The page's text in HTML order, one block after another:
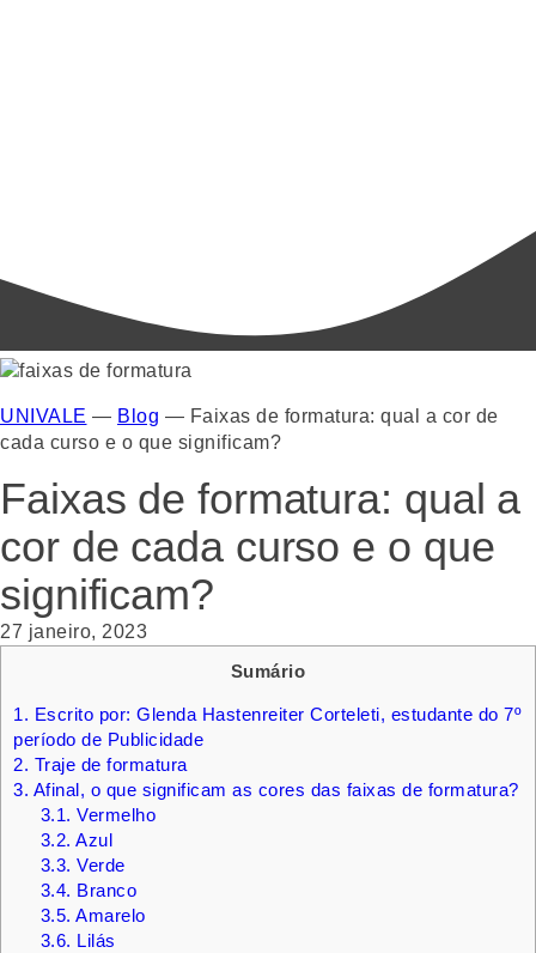
UNIVALE — Blog — Faixas de formatura: qual a cor de
cada curso e o que significam?
Faixas de formatura: qual a
cor de cada curso e o que
significam?
27 janeiro, 2023
Sumário
1. Escrito por: Glenda Hastenreiter Corteleti, estudante do 7º
período de Publicidade
2. Traje de formatura
3. Afinal, o que significam as cores das faixas de formatura?
3.1. Vermelho
3.2. Azul
3.3. Verde
3.4. Branco
3.5. Amarelo
3.6. Lilás